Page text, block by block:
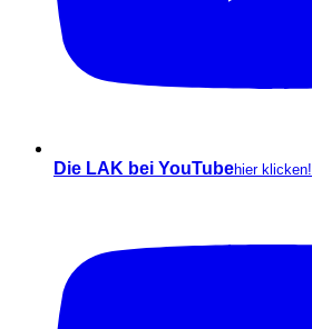
Die LAK bei YouTubehier klicken!